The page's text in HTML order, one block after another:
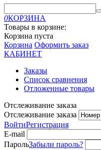
0КОРЗИНА
Товары в корзине:
Корзина пуста
Корзина Оформить заказ
КАБИНЕТ
Заказы
Список сравнения
Отложенные товары
Отслеживание заказа
Отслеживание заказа
ВойтиРегистрация
E-mail
ПарольЗабыли пароль?